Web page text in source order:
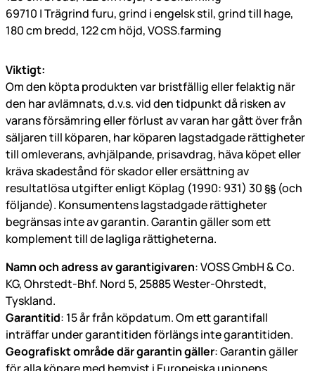
69710 | Trägrind furu, grind i engelsk stil, grind till hage,
180 cm bredd, 122 cm höjd, VOSS.farming
Viktigt:
Om den köpta produkten var bristfällig eller felaktig när
den har avlämnats, d.v.s. vid den tidpunkt då risken av
varans försämring eller förlust av varan har gått över från
säljaren till köparen, har köparen lagstadgade rättigheter
till omleverans, avhjälpande, prisavdrag, häva köpet eller
kräva skadestånd för skador eller ersättning av
resultatlösa utgifter enligt Köplag (1990: 931) 30 §§ (och
följande). Konsumentens lagstadgade rättigheter
begränsas inte av garantin. Garantin gäller som ett
komplement till de lagliga rättigheterna.
Namn och adress av garantigivaren: VOSS GmbH & Co.
KG, Ohrstedt-Bhf. Nord 5, 25885 Wester-Ohrstedt,
Tyskland.
Garantitid: 15 år från köpdatum. Om ett garantifall
inträffar under garantitiden förlängs inte garantitiden.
Geografiskt område där garantin gäller: Garantin gäller